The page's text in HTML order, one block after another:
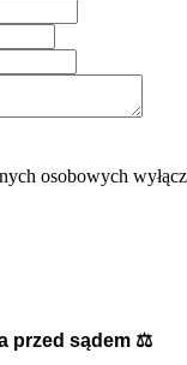
osobowych
przed sądem ⚖️